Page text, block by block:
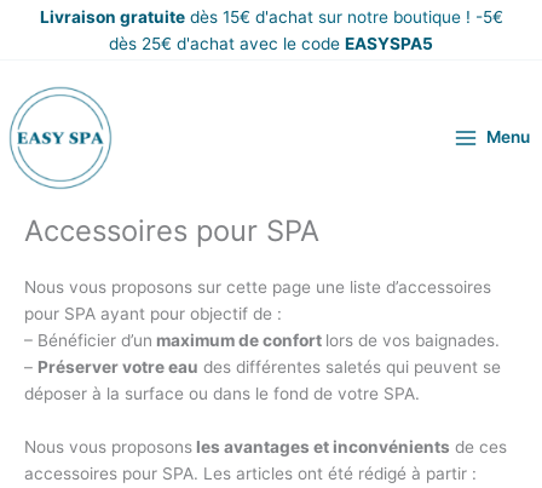
Livraison gratuitedès 15€ d'achat sur notre boutique! -5€
dès 25€ d'achat avec le code EASYSPA5
Menu
Accessoires pour SPA
Nous vous proposons sur cette page une liste d’accessoires
pour SPA ayant pour objectif de :
– Bénéficier d’un maximum de confort lors de vos baignades.
– Préserver votre eau des différentes saletés qui peuvent se
déposer à la surface ou dans le fond de votre SPA.
Nous vous proposons les avantages et inconvénients de ces
accessoires pour SPA. Les articles ont été rédigé à partir :